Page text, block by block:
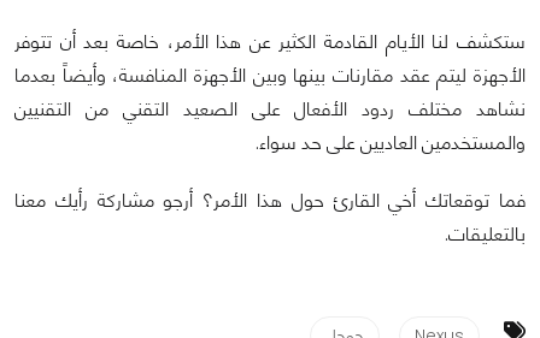
ستكشف لنا الأيام القادمة الكثير عن هذا الأمر، خاصة بعد أن تتوفر
الأجهزة ليتم عقد مقارنات بينها وبين الأجهزة المنافسة، وأيضاً بعدما
نشاهد مختلف ردود الأفعال على الصعيد التقني من التقنيين
والمستخدمين العاديين على حد سواء.
فما توقعاتك أخي القارئ حول هذا الأمر؟ أرجو مشاركة رأيك معنا
بالتعليقات.